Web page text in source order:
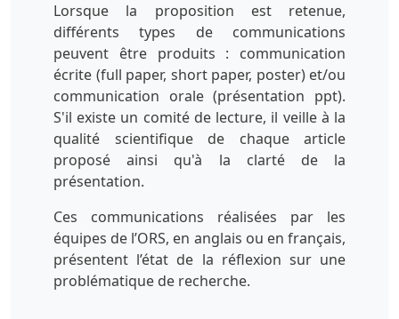
Lorsque la proposition est retenue,
différents types de communications
peuvent être produits : communication
écrite (full paper, short paper, poster) et/ou
communication orale (présentation ppt).
S'il existe un comité de lecture, il veille à la
qualité scientifique de chaque article
proposé ainsi qu'à la clarté de la
présentation.
Ces communications réalisées par les
équipes de l’ORS, en anglais ou en français,
présentent l’état de la réflexion sur une
problématique de recherche.